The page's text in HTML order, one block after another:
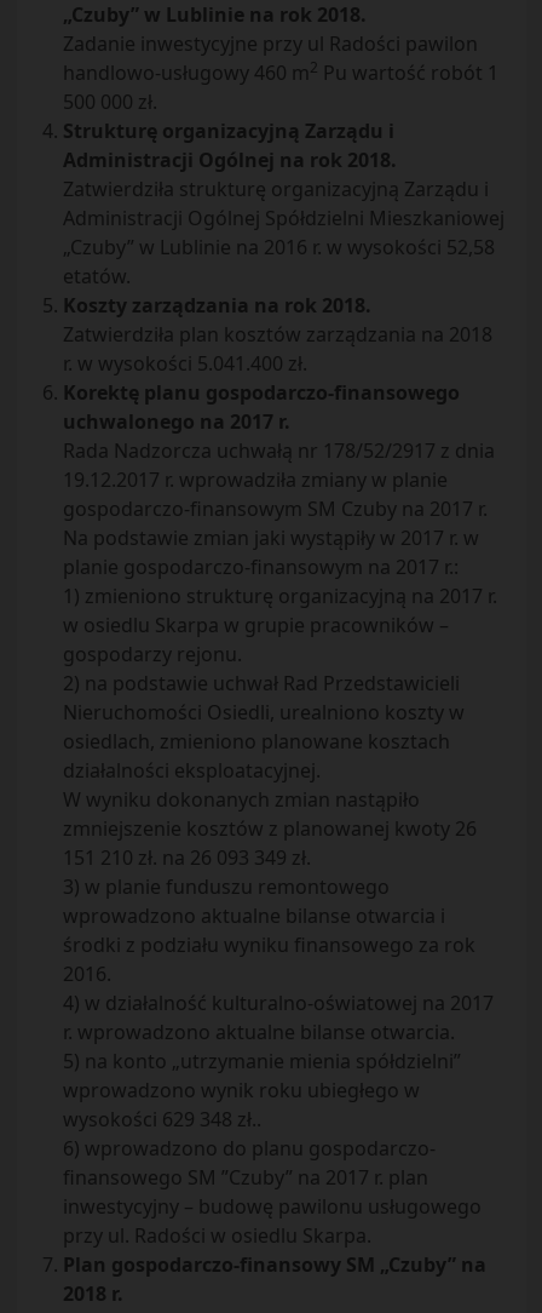
„Czuby” w Lublinie na rok 2018.
Zadanie inwestycyjne przy ul Radości pawilon
handlowo-usługowy 460 m2 Pu wartość robót 1
500 000 zł.
Strukturę organizacyjną Zarządu i
Administracji Ogólnej na rok 2018.
Zatwierdziła strukturę organizacyjną Zarządu i
Administracji Ogólnej Spółdzielni Mieszkaniowej
„Czuby” w Lublinie na 2016 r. w wysokości 52,58
etatów.
Koszty zarządzania na rok 2018.
Zatwierdziła plan kosztów zarządzania na 2018
r. w wysokości 5.041.400 zł.
Korektę planu gospodarczo-finansowego
uchwalonego na 2017 r.
Rada Nadzorcza uchwałą nr 178/52/2917 z dnia
19.12.2017 r. wprowadziła zmiany w planie
gospodarczo-finansowym SM Czuby na 2017 r.
Na podstawie zmian jaki wystąpiły w 2017 r. w
planie gospodarczo-finansowym na 2017 r.:
1) zmieniono strukturę organizacyjną na 2017 r.
w osiedlu Skarpa w grupie pracowników –
gospodarzy rejonu.
2) na podstawie uchwał Rad Przedstawicieli
Nieruchomości Osiedli, urealniono koszty w
osiedlach, zmieniono planowane kosztach
działalności eksploatacyjnej.
W wyniku dokonanych zmian nastąpiło
zmniejszenie kosztów z planowanej kwoty 26
151 210 zł. na 26 093 349 zł.
3) w planie funduszu remontowego
wprowadzono aktualne bilanse otwarcia i
środki z podziału wyniku finansowego za rok
2016.
4) w działalność kulturalno-oświatowej na 2017
r. wprowadzono aktualne bilanse otwarcia.
5) na konto „utrzymanie mienia spółdzielni”
wprowadzono wynik roku ubiegłego w
wysokości 629 348 zł..
6) wprowadzono do planu gospodarczo-
finansowego SM ”Czuby” na 2017 r. plan
inwestycyjny – budowę pawilonu usługowego
przy ul. Radości w osiedlu Skarpa.
Plan gospodarczo-finansowy SM „Czuby” na
2018 r.